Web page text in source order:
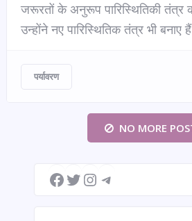
जरूरतों के अनुरूप पारिस्थितिकी तंत्र
उन्होंने नए पारिस्थितिक तंत्र भी बनाए
पर्यावरण
NO MORE
Facebook
TwitterInstagram